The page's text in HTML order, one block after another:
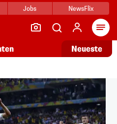
Jobs NewsFlix
Neueste